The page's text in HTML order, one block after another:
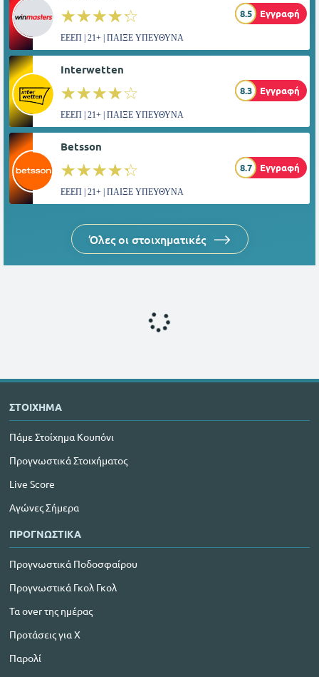
☆☆☆☆☆
★★★★★ 8.5 Εγγραφή
ΕΕΕΠ | 21+ | ΠΑΙΞΕ ΥΠΕΥΘΥΝΑ
Interwetten
☆☆☆☆☆
★★★★★ 8.3 Εγγραφή
ΕΕΕΠ | 21+ | ΠΑΙΞΕ ΥΠΕΥΘΥΝΑ
Betsson
☆☆☆☆☆
★★★★★ 8.7 Εγγραφή
ΕΕΕΠ | 21+ | ΠΑΙΞΕ ΥΠΕΥΘΥΝΑ
Όλες οι στοιχηματικές
ΣΤΟΙΧΗΜΑ
Πάμε Στοίχημα Κουπόνι
Προγνωστικά Στοιχήματος
Live Score
Αγώνες Σήμερα
ΠΡΟΓΝΩΣΤΙΚΑ
Προγνωστικά Ποδοσφαίρου
Προγνωστικά Γκολ Γκολ
Τα over της ημέρας
Προτάσεις για Χ
Παρολί